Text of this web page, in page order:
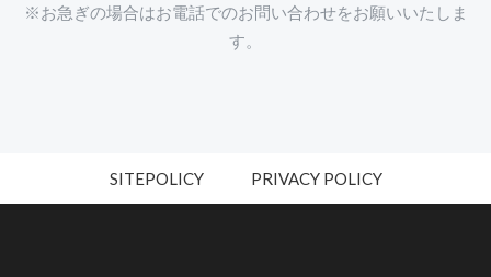
※お急ぎの場合はお電話でのお問い合わせをお願いいたしま
す。
SITEPOLICY PRIVACY POLICY